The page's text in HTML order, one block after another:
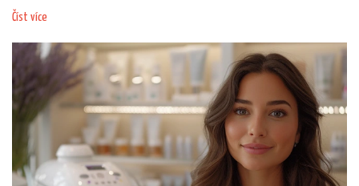
Číst více